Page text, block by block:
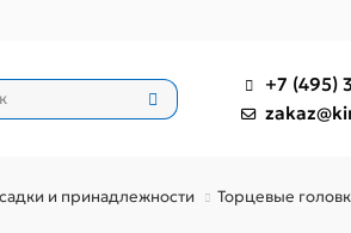
+7 (495)
и принадлежности Торцевые